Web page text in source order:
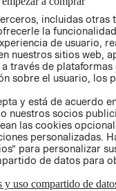
GIFT CARD
AVISO DE
incluidas otras
la
de usuario,
nuestros sitios web,
través de plataformas
sobre el usuario, los
y está de acuerdo
nuestros socios
las cookies
personalizadas.
para personalizar
de datos para
y uso compartido de